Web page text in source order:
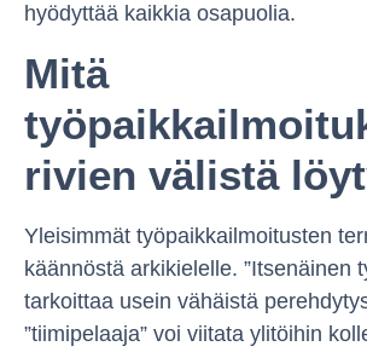
hyödyttää kaikkia osapuolia.
Mitä
rivien välistä
Yleisimmät työpaikkailmoitusten
käännöstä arkikielelle. ”Itsenäinen
tarkoittaa usein vähäistä
”tiimipelaaja” voi viitata ylitöihin